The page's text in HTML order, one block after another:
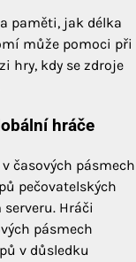
paměti, jak délka
může pomoci při
hry, kdy se zdroje
hráče
časových pásmech
pečovatelských
Hráči
pásmech
v důsledku